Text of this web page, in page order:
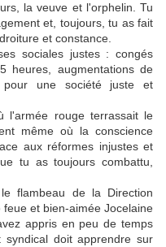
la veuve et l'orphelin. Tu
et, toujours, tu as fait
et constance.
sociales justes : congés
heures, augmentations de
une société juste et
l'armée rouge terrassait le
même où la conscience
aux réformes injustes et
tu as toujours combattu,
flambeau de la Direction
et bien-aimée Jocelaine
appris en peu de temps
doit apprendre sur